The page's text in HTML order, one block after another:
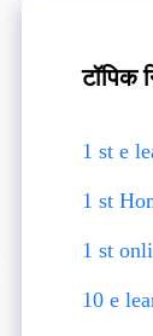
टॉपिक
1 st e
1 st
1 st
10 e